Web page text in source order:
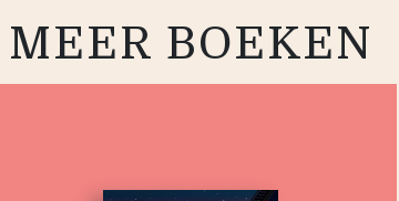
MEER BOEKEN